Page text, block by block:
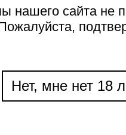
нашего сайта не
Нет, мне нет 18